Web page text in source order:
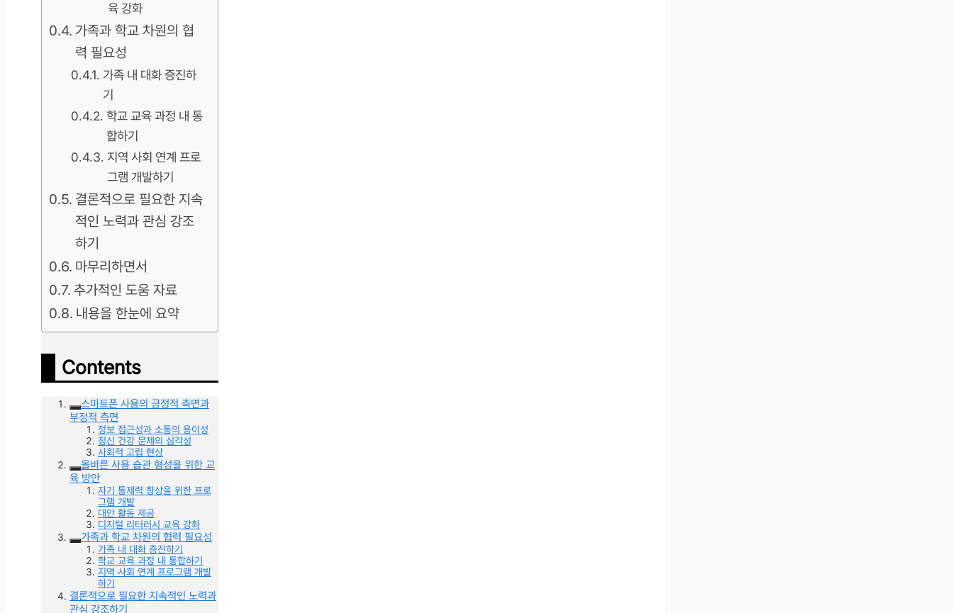
육 강화
가족과 학교 차원의 협
력 필요성
가족 내 대화 증진하
기
학교 교육 과정 내 통
합하기
지역 사회 연계 프로
그램 개발하기
결론적으로 필요한 지속
적인 노력과 관심 강조
하기
마무리하면서
추가적인 도움 자료
내용을 한눈에 요약
Contents
스마트폰 사용의 긍정적 측면과
부정적 측면
정보 접근성과 소통의 용이성
정신 건강 문제의 심각성
사회적 고립 현상
올바른 사용 습관 형성을 위한 교
육 방안
자기 통제력 향상을 위한 프로
그램 개발
대안 활동 제공
디지털 리터러시 교육 강화
가족과 학교 차원의 협력 필요성
가족 내 대화 증진하기
학교 교육 과정 내 통합하기
지역 사회 연계 프로그램 개발
하기
결론적으로 필요한 지속적인 노력과
관심 강조하기